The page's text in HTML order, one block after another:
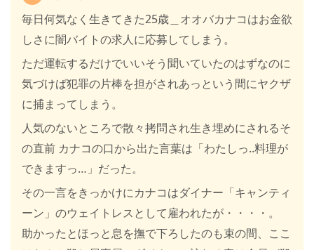
毎日何気なく生きてきた25歳＿オオバカナコはお金欲
しさに闇バイトの求人に応募してしまう。
ただ運転するだけでいいそう聞いていたのはずなのに
気づけば犯罪の片棒を担がされあっという間にヤクザ
に捕まってしまう。
人気のないところで散々拷問され生き埋めにされるそ
の直前 カナコの口から出た言葉は「わたしっ..料理が
できますっ…」だった。
その一言をきっかけにカナコはダイナー「キャンティ
ーン」のウェイトレスとして雇われたが・・・・。
助かったとほっと息を撫で下ろしたのも束の間、ここ